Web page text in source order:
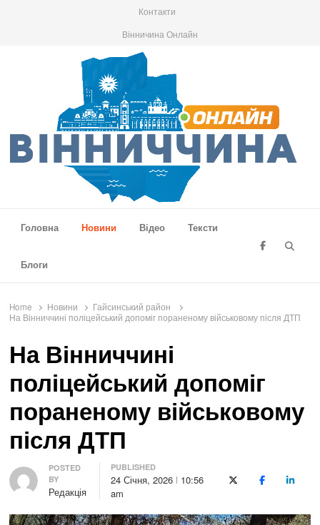
Контакти
Вінничина Онлайн
Головна
Новини Відео Тексти
Блоги
Home Новини
Гайсинський район
На Вінниччині поліцейський допоміг пораненому військовому після ДТП
На Вінниччині
поліцейський допоміг
пораненому військовому
після ДТП
Author
POSTED
BY
Редакція
PUBLISHED
24 Січня, 2026
10:56
am
X (Twitter)Facebook